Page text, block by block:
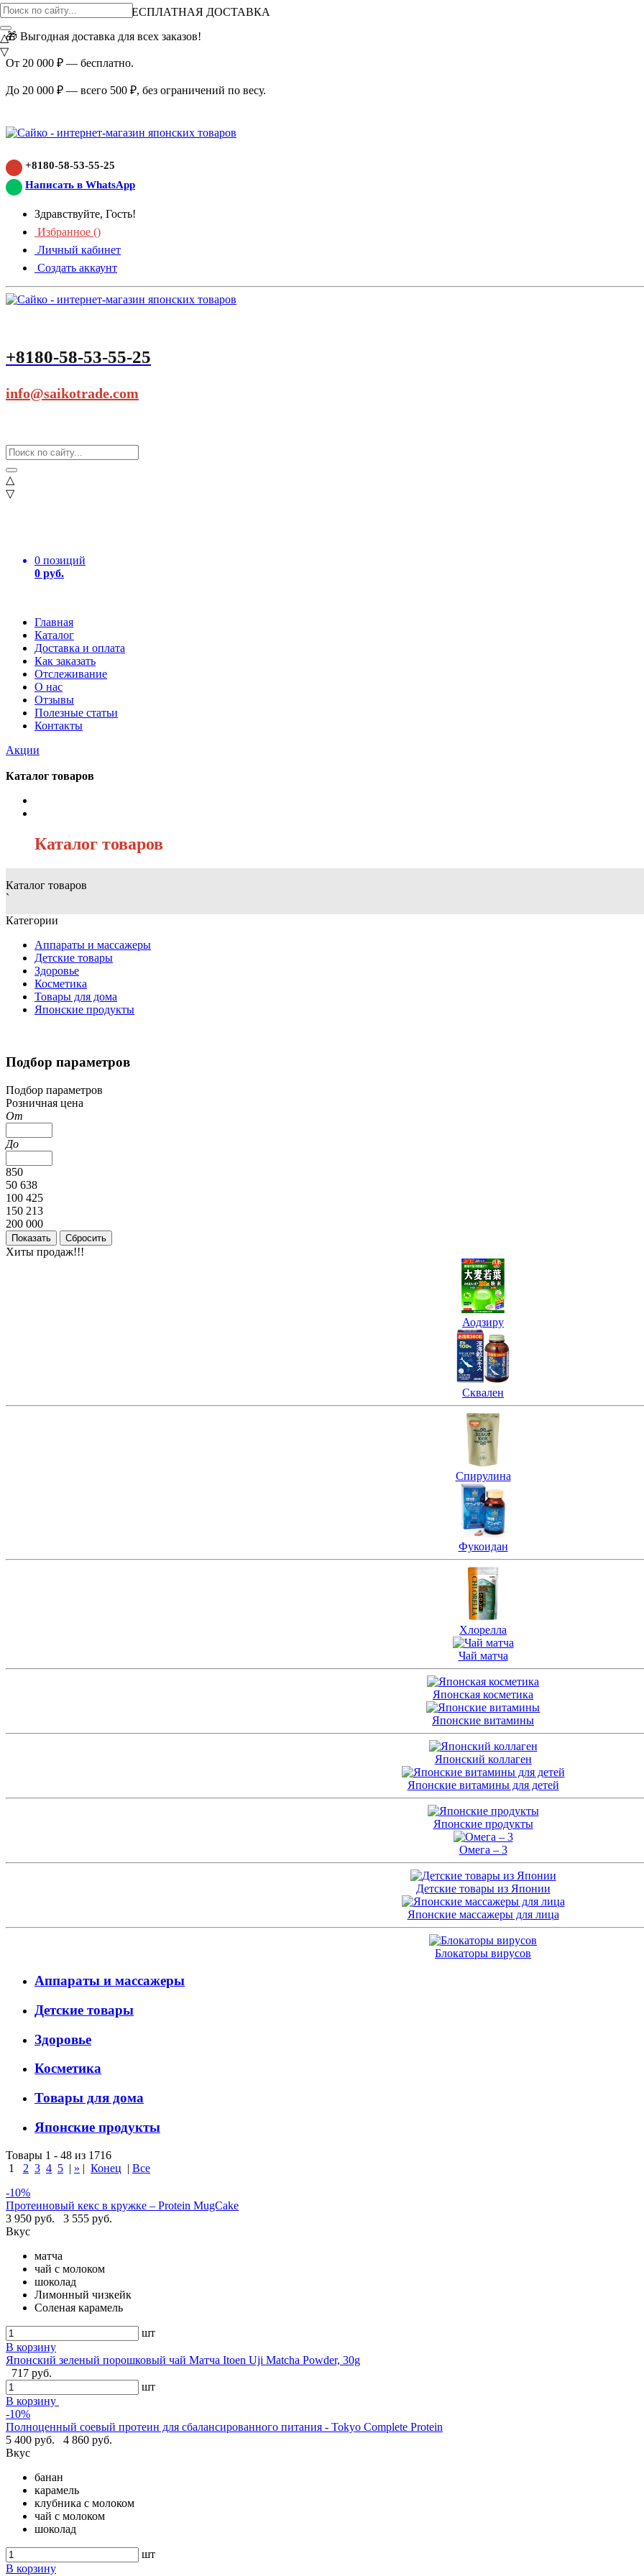
ВНИМАНИЕ АКЦИЯ!
БЕСПЛАТНАЯ ДОСТАВКА
🎁 Выгодная доставка для всех заказов!
От 20 000 ₽ — бесплатно.
До 20 000 ₽ — всего 500 ₽, без ограничений по весу.
+8180-58-53-55-25
Написать в WhatsApp
Здравствуйте, Гость!
Избранное ()
Личный кабинет
Создать аккаунт
+8180-58-53-55-25
info@saikotrade.com
△
▽
0 позиций
0 руб.
Главная
Каталог
Доставка и оплата
Как заказать
Отслеживание
О нас
Отзывы
Полезные статьи
Контакты
Акции
△
▽
Каталог товаров
Каталог товаров
Каталог товаров
`
Категории
Аппараты и массажеры
Детские товары
Здоровье
Косметика
Товары для дома
Японские продукты
Подбор параметров
Подбор параметров
Розничная цена
От
До
850
50 638
100 425
150 213
200 000
Хиты продаж!!!
Аодзиру
Сквален
Спирулина
Фукоидан
Хлорелла
Чай матча
Японская косметика
Японские витамины
Японский коллаген
Японские витамины для детей
Японские продукты
Омега – 3
Детские товары из Японии
Японские массажеры для лица
Блокаторы вирусов
Аппараты и массажеры
Детские товары
Здоровье
Косметика
Товары для дома
Японские продукты
Товары 1 - 48 из 1716
1
2 3 4 5 | » | Конец | Все
-10%
Протеиновый кекс в кружке – Protein MugCake
3 950 руб.
3 555 руб.
Вкус
матча
чай с молоком
шоколад
Лимонный чизкейк
Соленая карамель
шт
В корзину
Японский зеленый порошковый чай Матча Itoen Uji Matcha Powder, 30g
717 руб.
шт
В корзину
-10%
Полноценный соевый протеин для сбалансированного питания - Tokyo Complete Protein
5 400 руб.
4 860 руб.
Вкус
банан
карамель
клубника с молоком
чай с молоком
шоколад
шт
В корзину